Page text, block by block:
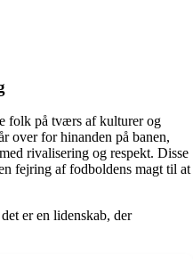
folk på tværs af kulturer og
over for hinanden på banen,
rivalisering og respekt. Disse
fejring af fodboldens magt til at
er en lidenskab, der